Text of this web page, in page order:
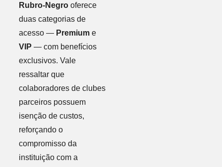
Rubro-Negrooferece
duas categorias de
acesso — Premiume
VIP — com benefícios
exclusivos. Vale
ressaltar que
colaboradores de clubes
parceiros possuem
isenção de custos,
reforçando o
compromisso da
instituição com a